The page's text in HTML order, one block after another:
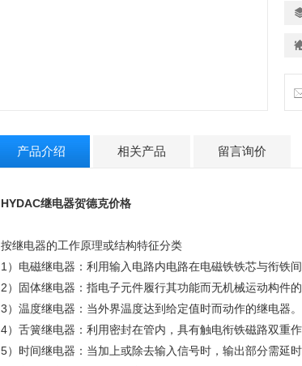
产品介绍 相关产品 留言询价
HYDAC继电器贺德克价格
按继电器的工作原理或结构特征分类
1）电磁继电器：利用输入电路内电路在电磁铁铁芯与衔铁
2）固体继电器：指电子元件履行其功能而无机械运动构件
3）温度继电器：当外界温度达到给定值时而动作的继电器。
4）舌簧继电器：利用密封在管内，具有触电衔铁磁路双重
5）时间继电器：当加上或除去输入信号时，输出部分需延